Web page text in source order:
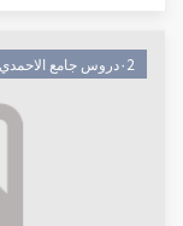
٠2دروس جامع الاحمدي